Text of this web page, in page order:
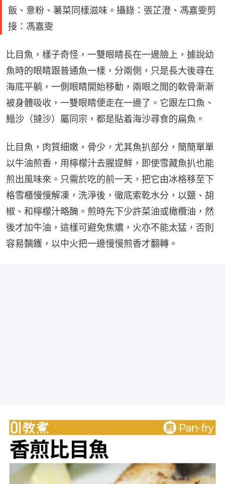
飯、意粉、薯菜同樣滋味。攝錄：張芷澄、馮嘉雯剪
接：馮嘉雯
比目魚，樣子奇怪，一雙眼睛長在一邊臉上，據說幼
魚時的眼睛跟普通魚一樣，分兩側，只是長大後尋在
海底平躺，一側眼睛開始移動，兩眼之間的軟骨漸漸
被身體吸收，一雙眼睛便走在一邊了。它跟左口魚、
鰨沙（撻沙）屬同宗，都是貼着海沙尋食的扁魚。
比目魚，肉質細嫩，骨少，尤其魚扒部分，簡簡單單
以牛油煎香，用檸檬汁去腥提鮮，即使雪藏魚扒也能
煎出風味來。只需於吃的前一天，把它由冰格移至下
格雪櫃慢慢解凍，洗淨後，徹底索乾水分，以鹽、胡
椒、和檸檬汁略醃。煎時先下少許菜油或橄欖油，然
後才加牛油，這樣可避免焦燶，火亦不能太猛，否則
容易黐鑊，以中火把一邊慢慢煎香才翻轉。